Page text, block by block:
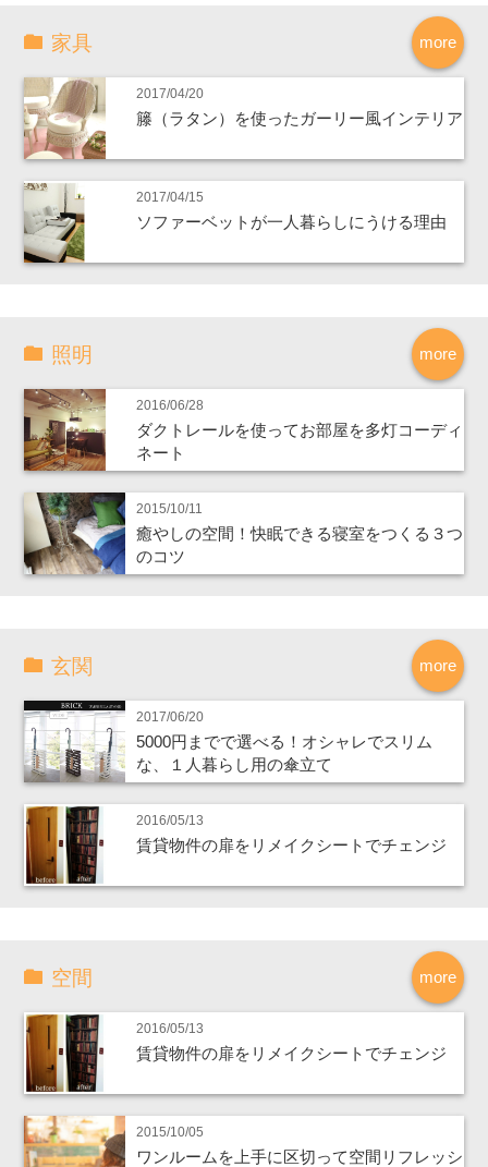
more
家具
2017/04/20
籐（ラタン）を使ったガーリー風インテリア
2017/04/15
ソファーベットが一人暮らしにうける理由
more
照明
2016/06/28
ダクトレールを使ってお部屋を多灯コーディ
ネート
2015/10/11
癒やしの空間！快眠できる寝室をつくる３つ
のコツ
more
玄関
2017/06/20
5000円までで選べる！オシャレでスリム
な、１人暮らし用の傘立て
2016/05/13
賃貸物件の扉をリメイクシートでチェンジ
more
空間
2016/05/13
賃貸物件の扉をリメイクシートでチェンジ
2015/10/05
ワンルームを上手に区切って空間リフレッシ